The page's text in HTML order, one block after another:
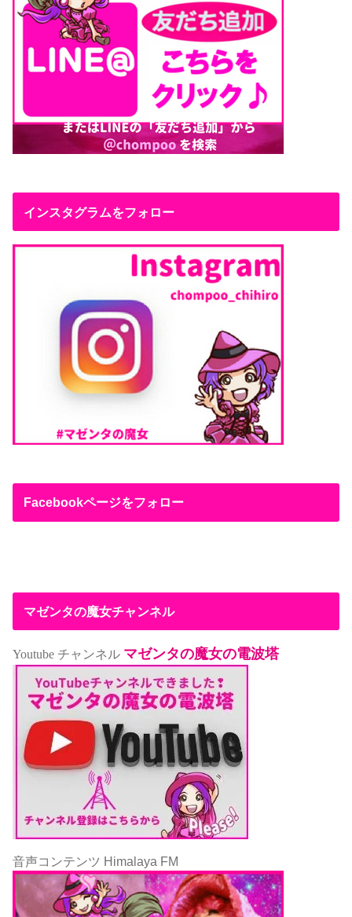
インスタグラムをフォロー
Facebookページをフォロー
マゼンタの魔女チャンネル
Youtube チャンネル マゼンタの魔女の電波塔
音声コンテンツ Himalaya FM